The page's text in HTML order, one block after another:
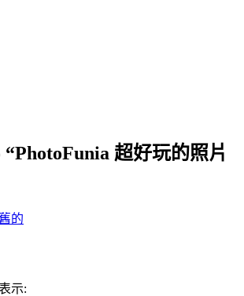
“PhotoFunia 超好玩的照片
的
示: